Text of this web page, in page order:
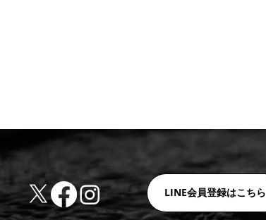
LINE会員登録はこちら